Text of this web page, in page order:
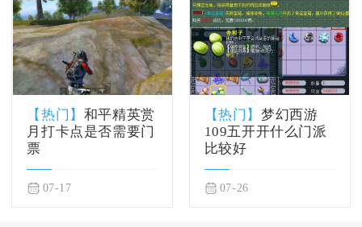
【热门】 和平精英赏
月打卡点是否需要门
票
07-17
【热门】梦幻西游
109五开开什么门派
比较好
07-26